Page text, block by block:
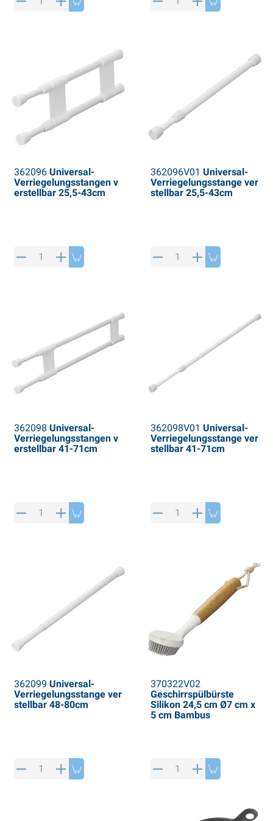
362096Universal-
Verriegelungsstangen v
erstellbar 25,5-43cm
362096V01 Universal-
Verriegelungsstange ver
stellbar 25,5-43cm
362098 Universal-
Verriegelungsstangen v
erstellbar 41-71cm
362098V01 Universal-
Verriegelungsstange ver
stellbar 41-71cm
362099 Universal-
Verriegelungsstange ver
stellbar 48-80cm
370322V02
Geschirrspülbürste
Silikon 24,5 cm Ø7 cm x
5 cm Bambus